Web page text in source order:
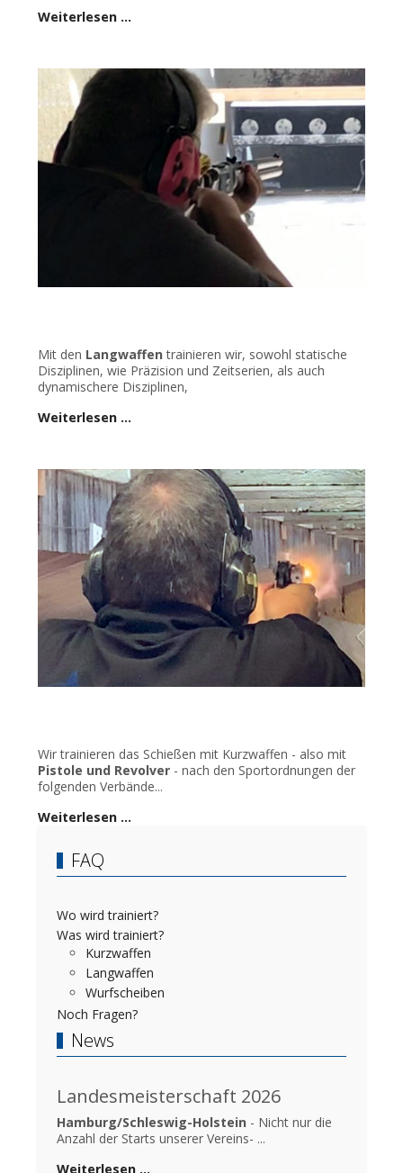
Weiterlesen …
Mit den Langwaffen trainieren wir, sowohl statische
Disziplinen, wie Präzision und Zeitserien, als auch
dynamischere Disziplinen,
Weiterlesen …
Wir trainieren das Schießen mit Kurzwaffen - also mit
Pistole und Revolver - nach den Sportordnungen der
folgenden Verbände...
Weiterlesen …
FAQ
Wo wird trainiert?
Was wird trainiert?
Kurzwaffen
Langwaffen
Wurfscheiben
Noch Fragen?
News
Landesmeisterschaft 2026
Hamburg/Schleswig-Holstein - Nicht nur die
Anzahl der Starts unserer Vereins- ...
Weiterlesen …